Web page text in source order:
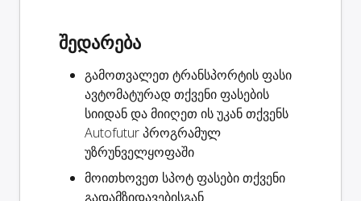
შედარება
გამოთვალეთ ტრანსპორტის ფასი
ავტომატურად თქვენი ფასების
სიიდან და მიიღეთ ის უკან თქვენს
Autofutur პროგრამულ
უზრუნველყოფაში
მოითხოვეთ სპოტ ფასებითქვენი
გადამზიდავებისგან